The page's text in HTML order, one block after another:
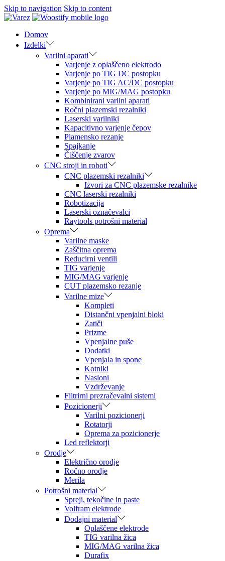
Skip to navigation Skip to content
Domov
Izdelki
Varilni aparati
Varjenje z oplaščeno elektrodo
Varjenje po TIG DC postopku
Varjenje po TIG AC/DC postopku
Varjenje po MIG/MAG postopku
Kombinirani varilni aparati
Ročni plazemski rezalniki
Laserski varilniki
Kapacitivno varjenje čepov
Plamensko rezanje
Spajkanje
Čiščenje zvarov
CNC stroji in roboti
CNC plazemski rezalniki
Izvori za CNC plazemske rezalnike
CNC laserski rezalniki
Robotizacija
Laserski označevalci
Raytools potrošni material
Oprema
Varilne maske
Zaščitna oprema
Reducirni ventili
TIG varjenje
MIG/MAG varjenje
CUT plazemsko rezanje
Varilne mize
Kompleti
Distančni vpenjalni bloki
Zatiči
Prizme
Vpenjalne puše
Dodatki
Vpenjala in spone
Kotniki
Nasloni
Vzdrževanje
Filtrirni prezračevalni sistemi
Pozicionerji
Varilni pozicionerji
Rotatorji
Oprema za pozicionerje
Led reflektorji
Orodje
Električno orodje
Ročno orodje
Merila
Potrošni material
Spreji, tekočine in paste
Volfram elektrode
Dodajni material
Oplaščene elektrode
TIG varilna žica
MIG/MAG varilna žica
Durafix